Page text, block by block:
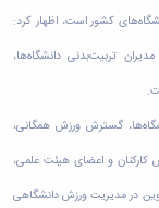
کشور است، اظهار کرد:
تربیت‌بدنی دانشگاه‌ها،
گسترش ورزش همگانی،
کارکنان و اعضای هیئت علمی،
در مدیریت ورزش دانشگاهی